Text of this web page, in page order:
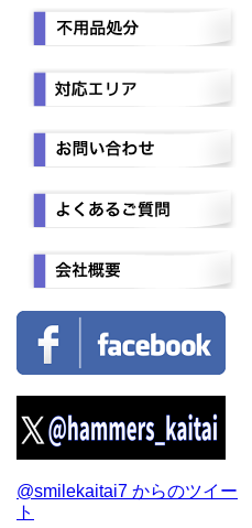
@smilekaitai7 からのツイー
ト